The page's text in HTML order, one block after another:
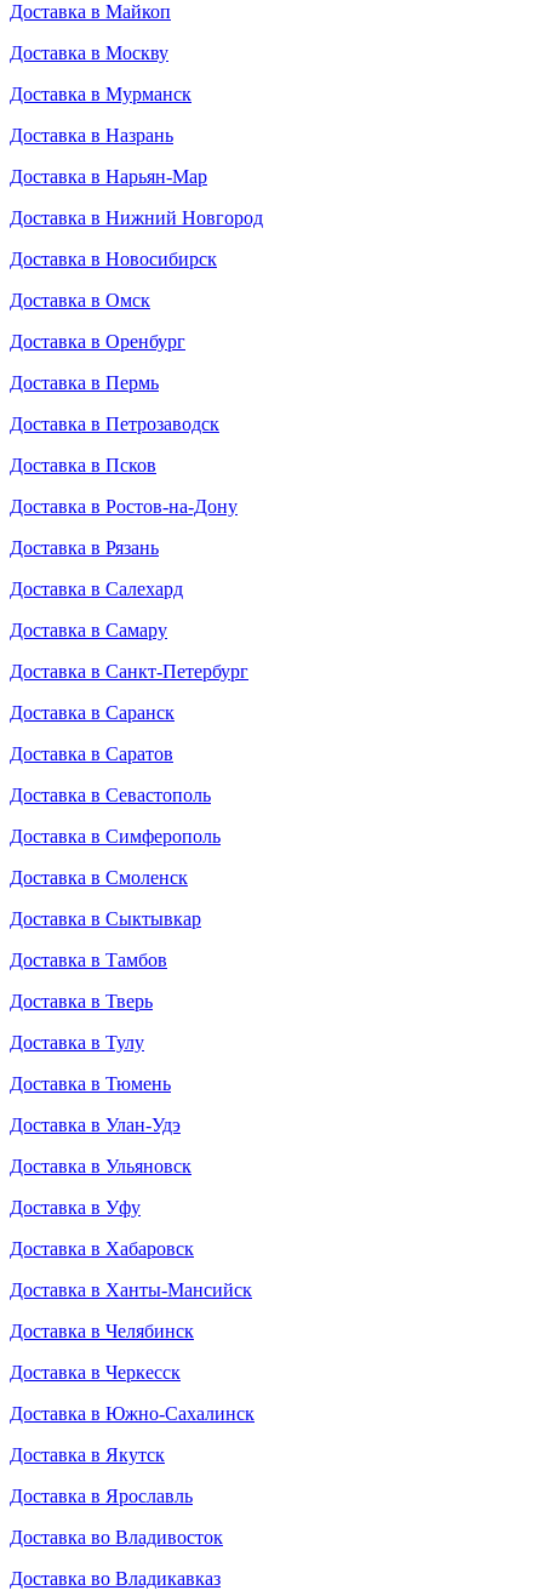
Доставка в Майкоп
Доставка в Москву
Доставка в Мурманск
Доставка в Назрань
Доставка в Нарьян-Мар
Доставка в Нижний Новгород
Доставка в Новосибирск
Доставка в Омск
Доставка в Оренбург
Доставка в Пермь
Доставка в Петрозаводск
Доставка в Псков
Доставка в Ростов-на-Дону
Доставка в Рязань
Доставка в Салехард
Доставка в Самару
Доставка в Санкт-Петербург
Доставка в Саранск
Доставка в Саратов
Доставка в Севастополь
Доставка в Симферополь
Доставка в Смоленск
Доставка в Сыктывкар
Доставка в Тамбов
Доставка в Тверь
Доставка в Тулу
Доставка в Тюмень
Доставка в Улан-Удэ
Доставка в Ульяновск
Доставка в Уфу
Доставка в Хабаровск
Доставка в Ханты-Мансийск
Доставка в Челябинск
Доставка в Черкесск
Доставка в Южно-Сахалинск
Доставка в Якутск
Доставка в Ярославль
Доставка во Владивосток
Доставка во Владикавказ